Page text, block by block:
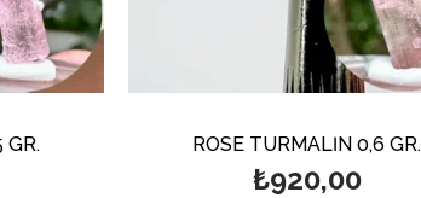
GR. ROSE TURMALİN 0,6 GR.
₺920,00